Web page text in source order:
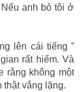
anh bỏ tôi ở
lên cái tiếng ”
rất hiếm. Và
rằng không một
vắng lặng.